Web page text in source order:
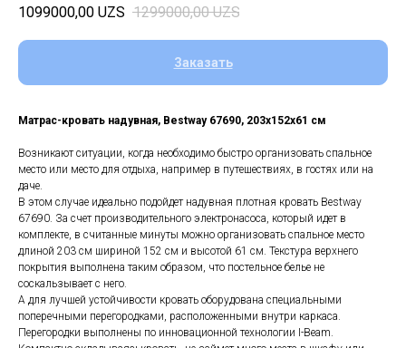
1099000,00 UZS 1299000,00 UZS
Заказать
Матрас-кровать надувная, Bestway 67690, 203х152х61 см
Возникают ситуации, когда необходимо быстро организовать спальное
место или место для отдыха, например в путешествиях, в гостях или на
даче.
В этом случае идеально подойдет надувная плотная кровать Bestway
67690. За счет производительного электронасоса, который идет в
комплекте, в считанные минуты можно организовать спальное место
длиной 203 см шириной 152 см и высотой 61 см. Текстура верхнего
покрытия выполнена таким образом, что постельное белье не
соскальзывает с него.
А для лучшей устойчивости кровать оборудована специальными
поперечными перегородками, расположенными внутри каркаса.
Перегородки выполнены по инновационной технологии I-Beam.